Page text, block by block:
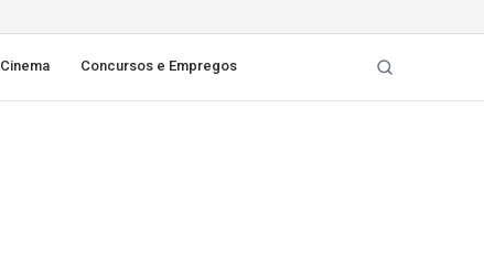
Cinema Concursos e Empregos